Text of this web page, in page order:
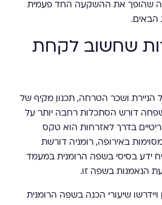
שהופך את ההשקעה החד פעמית
הבאים.
שחשוב לקחת
הניירת ושכר הטרחה, תכנון מקיף של
דורש הסתכלות רחבה יותר על
בדרך לאזרחות הוא טקס
באירופה, רומניה דורשת
ידע בסיסי בשפה הרומנית במעמד
הנאמנות בשפה זו.
שיעורי הכנה בשפה הרומנית